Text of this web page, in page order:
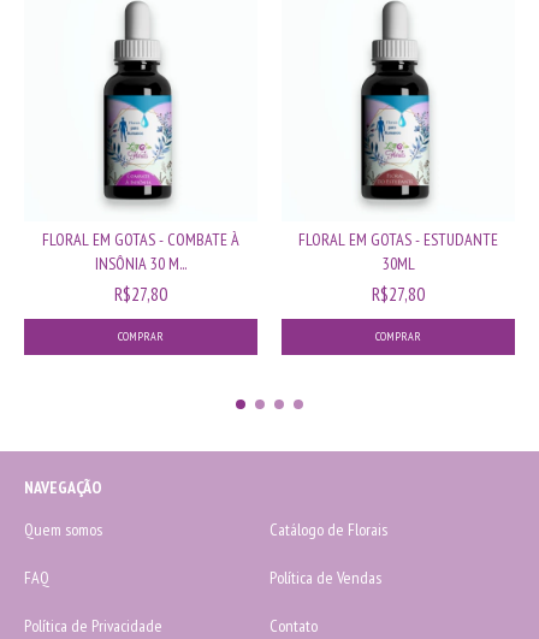
FLORAL EM GOTAS - COMBATE À
INSÔNIA 30 M...
R$27,80
FLORAL EM GOTAS - ESTUDANTE
30ML
R$27,80
NAVEGAÇÃO
Quem somos
Catálogo de Florais
FAQ Política de Vendas
Política de Privacidade Contato